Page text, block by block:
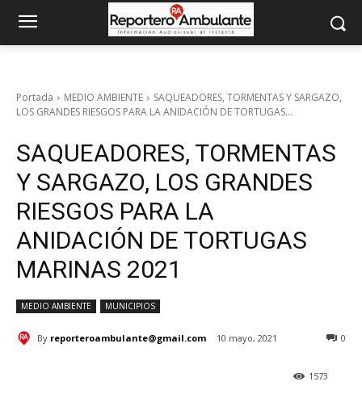
Portada MEDIO AMBIENTE
SAQUEADORES, TORMENTAS Y SARGAZO,
LOS GRANDES RIESGOS PARA LA ANIDACIÓN DE TORTUGAS...
SAQUEADORES, TORMENTAS
Y SARGAZO, LOS GRANDES
RIESGOS PARA LA
ANIDACIÓN DE TORTUGAS
MARINAS 2021
MEDIO AMBIENTE MUNICIPIOS
By reporteroambulante@gmail.com 10 mayo, 2021 0
1573